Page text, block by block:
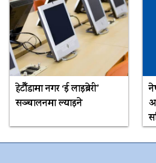
हेटौँडामा नगर ‘ई लाइब्रेरी’
सञ्चालनमा ल्याइने